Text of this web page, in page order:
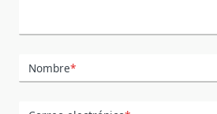
Nombre*